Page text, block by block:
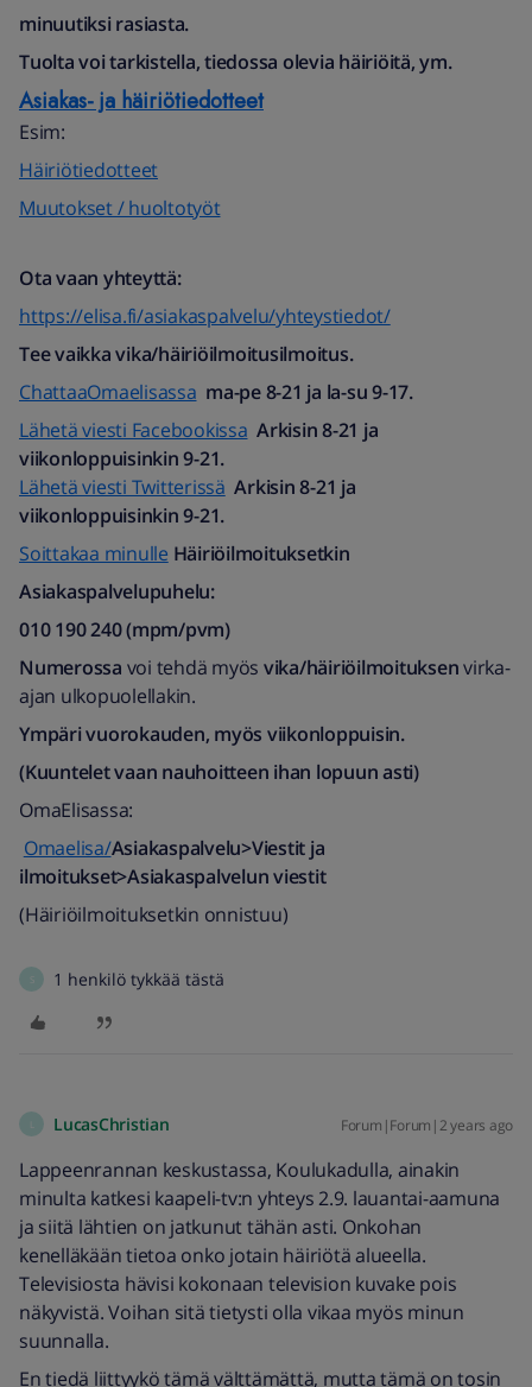
minuutiksi rasiasta.
Tuolta voi tarkistella, tiedossa olevia häiriöitä, ym.
Asiakas- ja häiriötiedotteet
Esim:
Häiriötiedotteet
Muutokset / huoltotyöt
Ota vaan yhteyttä:
https://elisa.fi/asiakaspalvelu/yhteystiedot/
Tee vaikka vika/häiriöilmoitusilmoitus.
ChattaaOmaelisassa ma-pe 8-21 ja la-su 9-17.
Lähetä viesti Facebookissa Arkisin 8-21 ja
viikonloppuisinkin 9-21.
Lähetä viesti Twitterissä Arkisin 8-21 ja
viikonloppuisinkin 9-21.
Soittakaa minulle Häiriöilmoituksetkin
Asiakaspalvelupuhelu:
010 190 240 (mpm/pvm)​
Numerossa voi tehdä myös vika/häiriöilmoituksenvirka-
ajan ulkopuolellakin.
Ympäri vuorokauden, myös viikonloppuisin.
(Kuuntelet vaan nauhoitteen ihan lopuun asti)
OmaElisassa:
Omaelisa/Asiakaspalvelu>Viestit ja
ilmoitukset>Asiakaspalvelun viestit
(Häiriöilmoituksetkin onnistuu)
1 henkilö tykkää tästä
LucasChristian Forum|Forum|2 years ago
Lappeenrannan keskustassa, Koulukadulla, ainakin
minulta katkesi kaapeli-tv:n yhteys 2.9. lauantai-aamuna
ja siitä lähtien on jatkunut tähän asti. Onkohan
kenelläkään tietoa onko jotain häiriötä alueella.
Televisiosta hävisi kokonaan television kuvake pois
näkyvistä. Voihan sitä tietysti olla vikaa myös minun
suunnalla.
En tiedä liittyykö tämä välttämättä, mutta tämä on tosin